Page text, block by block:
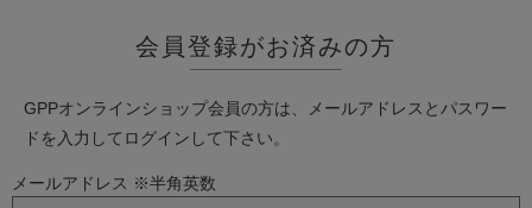
会員登録がお済みの方
GPPオンラインショップ会員の方は、メールアドレスとパスワー
ドを入力してログインして下さい。
メールアドレス ※半角英数